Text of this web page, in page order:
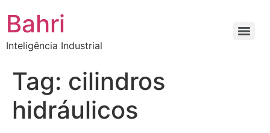
Bahri
Inteligência Industrial
Tag: cilindros
hidráulicos